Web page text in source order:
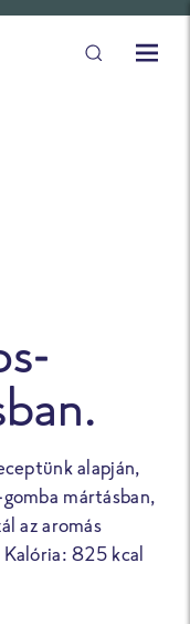
alapján,
mártásban,
az aromás
825 kcal